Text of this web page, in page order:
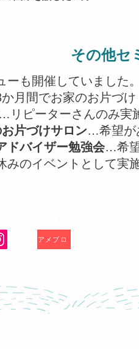
その他セ
ーも開催していました。
月間でお家のお片づ
…リピーターさんのみ実
片づけサロン…希望が
ドバイザー勉強会…希
みのイベントとして実
用を禁じます。
アメブロ